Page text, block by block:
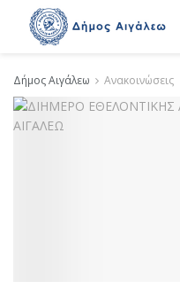
Δήμος Αιγάλεω Ανακοινώσεις